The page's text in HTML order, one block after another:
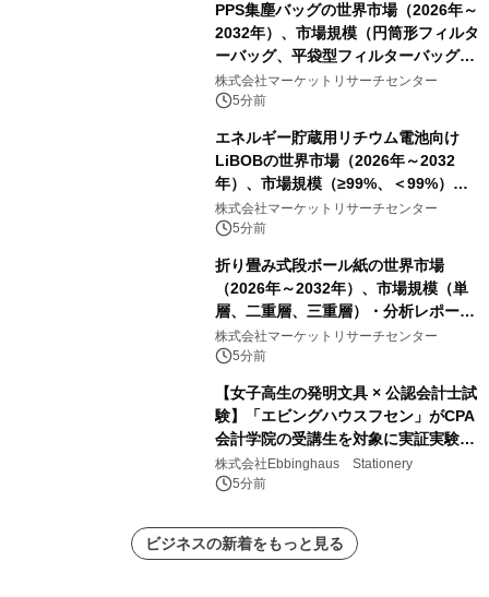
PPS集塵バッグの世界市場（2026年～
2032年）、市場規模（円筒形フィルタ
ーバッグ、平袋型フィルターバッグ、
プリーツフィルターバッグ、その
他）・分析レポートを発表
株式会社マーケットリサーチセンター
5分前
エネルギー貯蔵用リチウム電池向け
LiBOBの世界市場（2026年～2032
年）、市場規模（≥99%、＜99%）・
分析レポートを発表
株式会社マーケットリサーチセンター
5分前
折り畳み式段ボール紙の世界市場
（2026年～2032年）、市場規模（単
層、二重層、三重層）・分析レポート
を発表
株式会社マーケットリサーチセンター
5分前
【女子高生の発明文具 × 公認会計士試
験】「エビングハウスフセン」がCPA
会計学院の受講生を対象に実証実験を
実施
株式会社Ebbinghaus Stationery
5分前
ビジネスの新着をもっと見る